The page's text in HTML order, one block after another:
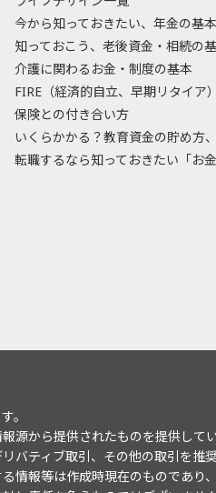
今から知っておきたい、年金の基本
知っておこう、老後資金・相続の
介護に関わるお金・制度の基本
FIRE（経済的自立、早期リタイア）
保険との付き合い方
いくらかかる？教育資金の貯め方
転職するなら知っておきたい「お金
。
源から提供されたものを提供し
バティブ取引、その他の取引を推
情報等は作成時現在のものであ